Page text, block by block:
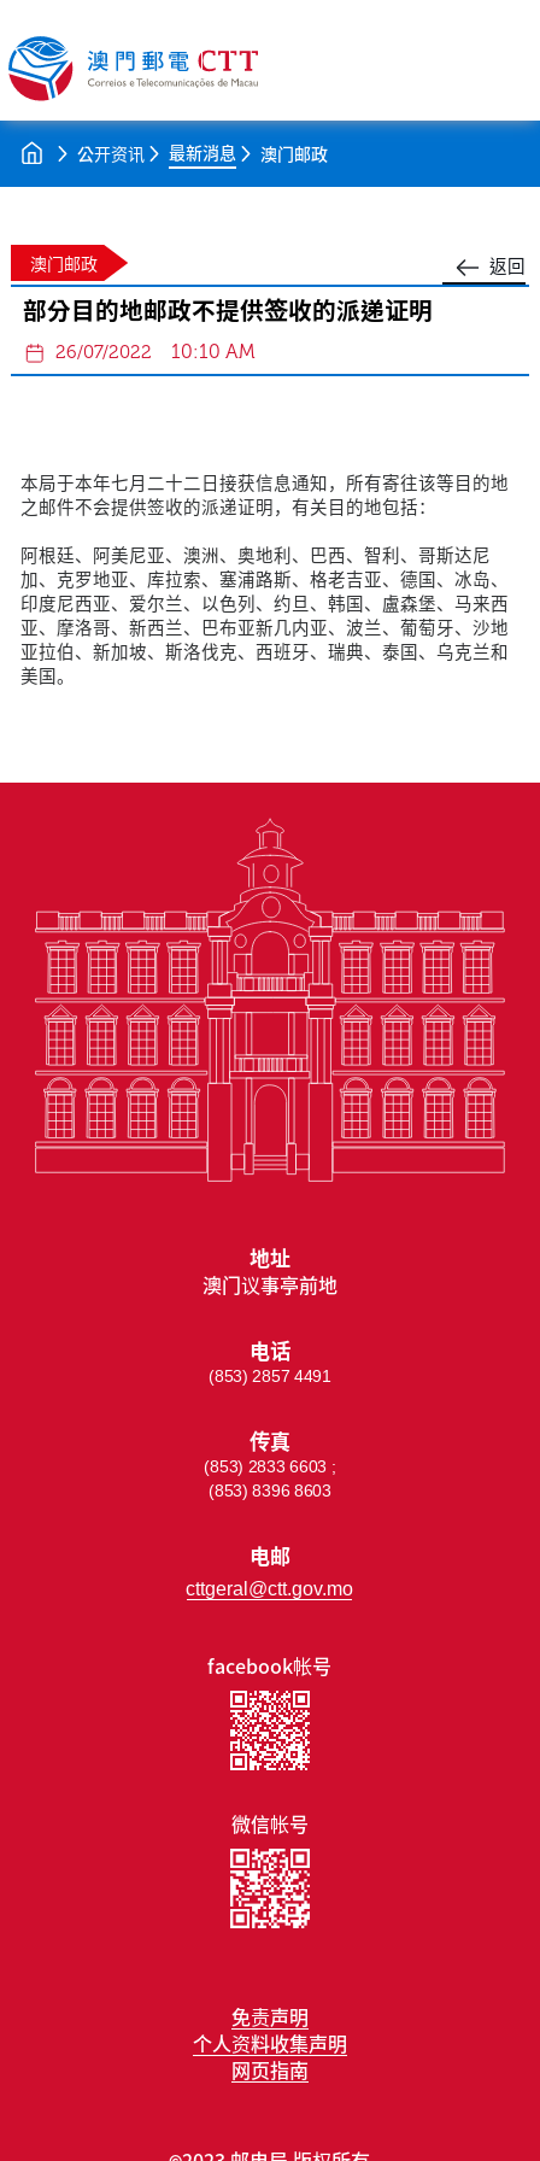
公开资讯 最新消息 澳门邮政
返回
澳门邮政
部分目的地邮政不提供签收的派递证明
26/07/2022 10:10 AM
本局于本年七月二十二日接获信息通知，所有寄往该等目的地
之邮件不会提供签收的派递证明，有关目的地包括：
阿根廷、阿美尼亚、澳洲、奥地利、巴西、智利、哥斯达尼
加、克罗地亚、库拉索、塞浦路斯、格老吉亚、德国、冰岛、
印度尼西亚、爱尔兰、以色列、约旦、韩国、盧森堡、马来西
亚、摩洛哥、新西兰、巴布亚新几内亚、波兰、葡萄牙、沙地
亚拉伯、新加坡、斯洛伐克、西班牙、瑞典、泰国、乌克兰和
美国。
免责声明
个人资料收集声明
网页指南
facebook帐号
微信帐号
地址
澳门议事亭前地
电话
(853) 2857 4491
传真
(853) 2833 6603 ;
(853) 8396 8603
电邮
cttgeral@ctt.gov.mo